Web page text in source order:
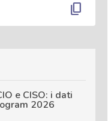
content_copy
e CISO: i dati
2026